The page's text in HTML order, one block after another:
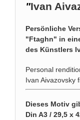
"Ivan
Persönliche
"Ftaghn" in
des Künstlers
Personal
Ivan Aivazovsky
Dieses Motiv
Din A3 / 29,5 x